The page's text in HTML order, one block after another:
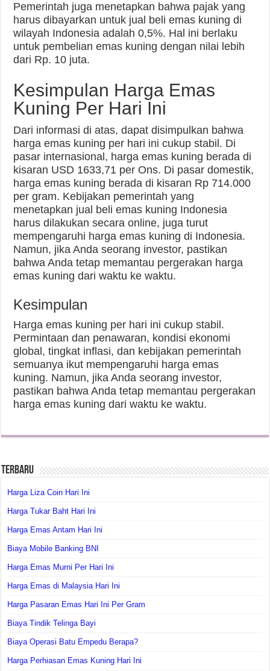
Pemerintah juga menetapkan bahwa pajak yang
harus dibayarkan untuk jual beli emas kuning di
wilayah Indonesia adalah 0,5%. Hal ini berlaku
untuk pembelian emas kuning dengan nilai lebih
dari Rp. 10 juta.
Kesimpulan Harga Emas
Kuning Per Hari Ini
Dari informasi di atas, dapat disimpulkan bahwa
harga emas kuning per hari ini cukup stabil. Di
pasar internasional, harga emas kuning berada di
kisaran USD 1633,71 per Ons. Di pasar domestik,
harga emas kuning berada di kisaran Rp 714.000
per gram. Kebijakan pemerintah yang
menetapkan jual beli emas kuning Indonesia
harus dilakukan secara online, juga turut
mempengaruhi harga emas kuning di Indonesia.
Namun, jika Anda seorang investor, pastikan
bahwa Anda tetap memantau pergerakan harga
emas kuning dari waktu ke waktu.
Kesimpulan
Harga emas kuning per hari ini cukup stabil.
Permintaan dan penawaran, kondisi ekonomi
global, tingkat inflasi, dan kebijakan pemerintah
semuanya ikut mempengaruhi harga emas
kuning. Namun, jika Anda seorang investor,
pastikan bahwa Anda tetap memantau pergerakan
harga emas kuning dari waktu ke waktu.
Terbaru
Harga Liza Coin Hari Ini
Harga Tukar Baht Hari Ini
Harga Emas Antam Hari Ini
Biaya Mobile Banking BNI
Harga Emas Murni Per Hari Ini
Harga Emas di Malaysia Hari Ini
Harga Pasaran Emas Hari Ini Per Gram
Biaya Tindik Telinga Bayi
Biaya Operasi Batu Empedu Berapa?
Harga Perhiasan Emas Kuning Hari Ini